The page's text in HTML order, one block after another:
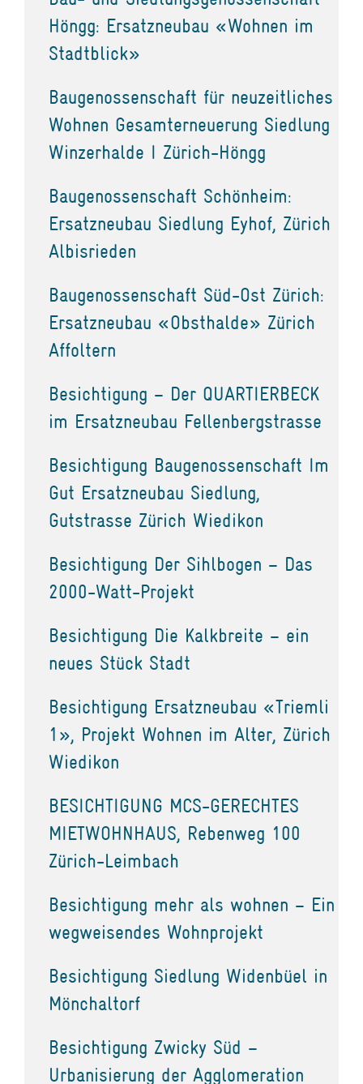
Höngg: Ersatzneubau «Wohnen im
Stadtblick»
Baugenossenschaft für neuzeitliches
Wohnen Gesamterneuerung Siedlung
Winzerhalde I Zürich-Höngg
Baugenossenschaft Schönheim:
Ersatzneubau Siedlung Eyhof, Zürich
Albisrieden
Baugenossenschaft Süd-Ost Zürich:
Ersatzneubau «Obsthalde» Zürich
Affoltern
Besichtigung – Der QUARTIERBECK
im Ersatzneubau Fellenbergstrasse
Besichtigung Baugenossenschaft Im
Gut Ersatzneubau Siedlung,
Gutstrasse Zürich Wiedikon
Besichtigung Der Sihlbogen – Das
2000-Watt-Projekt
Besichtigung Die Kalkbreite – ein
neues Stück Stadt
Besichtigung Ersatzneubau «Triemli
1», Projekt Wohnen im Alter, Zürich
Wiedikon
BESICHTIGUNG MCS-GERECHTES
MIETWOHNHAUS, Rebenweg 100
Zürich-Leimbach
Besichtigung mehr als wohnen – Ein
wegweisendes Wohnprojekt
Besichtigung Siedlung Widenbüel in
Mönchaltorf
Besichtigung Zwicky Süd –
Urbanisierung der Agglomeration